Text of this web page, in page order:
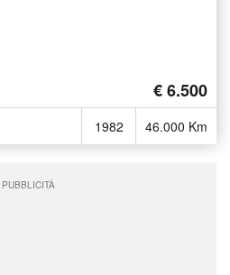
€ 6.500
1982 46.000 Km
PUBBLICITÀ